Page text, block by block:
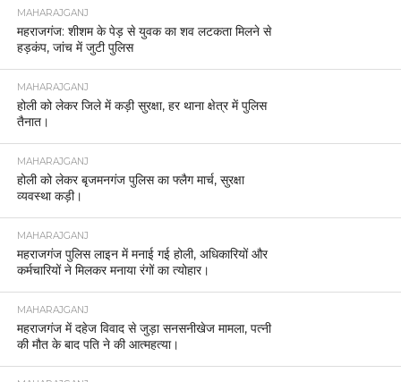
MAHARAJGANJ
महराजगंज: शीशम के पेड़ से युवक का शव लटकता मिलने से
हड़कंप, जांच में जुटी पुलिस
MAHARAJGANJ
होली को लेकर जिले में कड़ी सुरक्षा, हर थाना क्षेत्र में पुलिस
तैनात।
MAHARAJGANJ
होली को लेकर बृजमनगंज पुलिस का फ्लैग मार्च, सुरक्षा
व्यवस्था कड़ी।
MAHARAJGANJ
महराजगंज पुलिस लाइन में मनाई गई होली, अधिकारियों और
कर्मचारियों ने मिलकर मनाया रंगों का त्योहार।
MAHARAJGANJ
महराजगंज में दहेज विवाद से जुड़ा सनसनीखेज मामला, पत्नी
की मौत के बाद पति ने की आत्महत्या।